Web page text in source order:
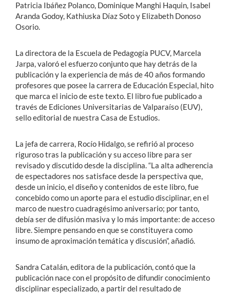
Patricia Ibáñez Polanco, Dominique Manghi Haquin, Isabel
Aranda Godoy, Kathiuska Díaz Soto y Elizabeth Donoso
Osorio.
La directora de la Escuela de Pedagogía PUCV, Marcela
Jarpa, valoró el esfuerzo conjunto que hay detrás de la
publicación y la experiencia de más de 40 años formando
profesores que posee la carrera de Educación Especial, hito
que marca el inicio de este texto. El libro fue publicado a
través de Ediciones Universitarias de Valparaíso (EUV),
sello editorial de nuestra Casa de Estudios.
La jefa de carrera, Rocío Hidalgo, se refirió al proceso
riguroso tras la publicación y su acceso libre para ser
revisado y discutido desde la disciplina. “La alta adherencia
de espectadores nos satisface desde la perspectiva que,
desde un inicio, el diseño y contenidos de este libro, fue
concebido como un aporte para el estudio disciplinar, en el
marco de nuestro cuadragésimo aniversario; por tanto,
debía ser de difusión masiva y lo más importante: de acceso
libre. Siempre pensando en que se constituyera como
insumo de aproximación temática y discusión”, añadió.
Sandra Catalán, editora de la publicación, contó que la
publicación nace con el propósito de difundir conocimiento
disciplinar especializado, a partir del resultado de